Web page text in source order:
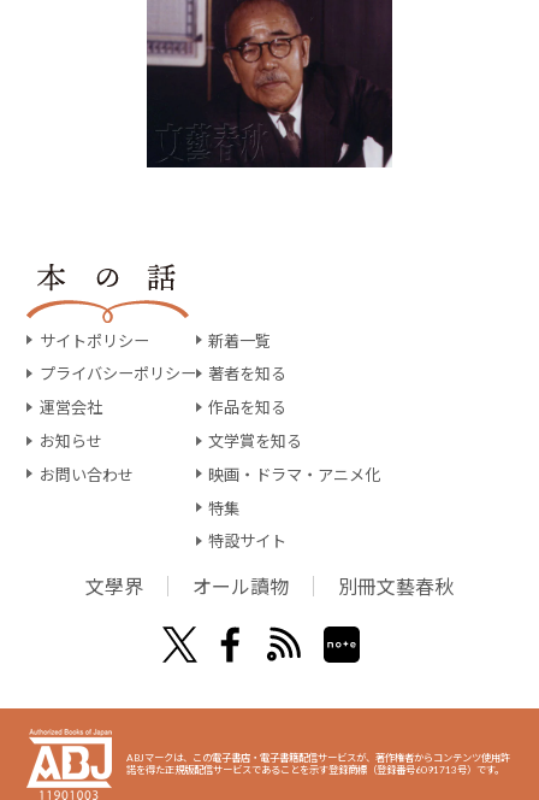
サイトポリシー
プライバシーポリシー
運営会社
お知らせ
お問い合わせ
新着一覧
著者を知る
作品を知る
文学賞を知る
映画・ドラマ・アニメ化
特集
特設サイト
文學界 オール讀物 別冊文藝春秋
ABJマークは、この電子書店・電子書籍配信サービスが、著作権者からコンテンツ使用許
諾を得た正規版配信サービスであることを示す登録商標（登録番号6091713号）です。